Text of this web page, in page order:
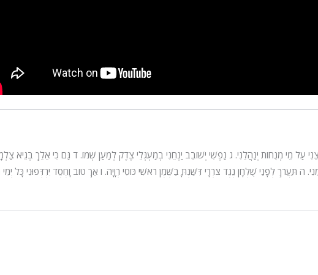
עַל מֵי מְנֻחוֹת יְנַהֲלֵנִי. ג נַפְשִׁי יְשׁוֹבֵב יַנְחֵנִי בְמַעְגְּלֵי צֶדֶק לְמַעַן שְׁמוֹ. ד גַּם כִּי אֵלֵךְ בְּגֵיא
ה תַּעֲרֹךְ לְפָנַי שֻׁלְחָן נֶגֶד צֹרְרָי דִּשַּׁנְתָּ בַשֶּׁמֶן רֹאשִׁי כּוֹסִי רְוָיָה. ו אַךְ טוֹב וָחֶסֶד יִרְדְּפוּנִי כָּל יְמֵי